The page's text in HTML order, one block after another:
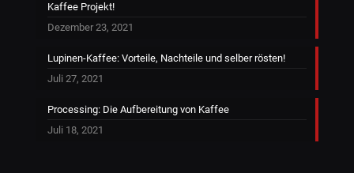
Kaffee Projekt!
Dezember 23, 2021
Lupinen-Kaffee: Vorteile, Nachteile und selber rösten!
Juli 27, 2021
Processing: Die Aufbereitung von Kaffee
Juli 18, 2021